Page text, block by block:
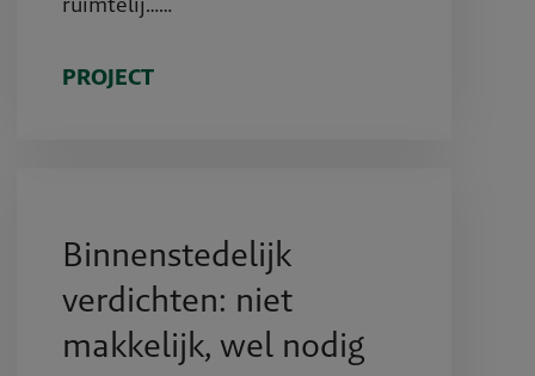
PROJECT
Binnenstedelijk
verdichten: niet
makkelijk, wel nodig